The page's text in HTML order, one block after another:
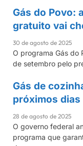
AUXÍLIO GÁS
Gás do Povo:
gratuito vai
30 de agosto de 2025
O programa Gás do
de setembro pelo
AUXÍLIO GÁS
Gás de
próximos dias
28 de agosto de 2025
O governo federal
programa que